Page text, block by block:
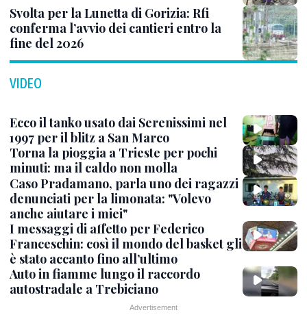
Svolta per la Lunetta di Gorizia: Rfi
conferma l’avvio dei cantieri entro la
fine del 2026
VIDEO
Ecco il tanko usato dai Serenissimi nel
1997 per il blitz a San Marco
Torna la pioggia a Trieste per pochi
minuti: ma il caldo non molla
Caso Pradamano, parla uno dei ragazzi
denunciati per la limonata: "Volevo
anche aiutare i miei"
I messaggi di affetto per Federico
Franceschin: così il mondo del basket gli
è stato accanto fino all’ultimo
Auto in fiamme lungo il raccordo
autostradale a Trebiciano